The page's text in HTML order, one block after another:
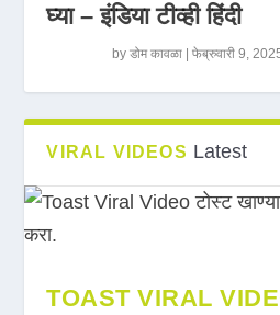
घ्या – इंडिया टीव्ही हिंदी
byडोम कावळा |फेब्रुवारी 9,
VIRAL VIDEOS Latest
TOAST VIRAL